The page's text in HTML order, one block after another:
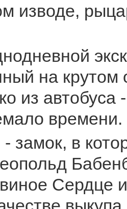
изводе,
на крутом
из автобуса
времени.
замок, в
Сердце